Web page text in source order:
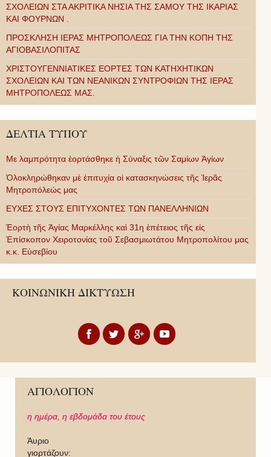
ΣΧΟΛΕΙΩΝ ΣΤΑ ΑΚΡΙΤΙΚΑ ΝΗΣΙΑ ΤΗΣ ΣΑΜΟΥ ΤΗΣ ΙΚΑΡΙΑΣ
ΚΑΙ ΦΟΥΡΝΩΝ .
ΠΡΟΣΚΛΗΣΗ ΙΕΡΑΣ ΜΗΤΡΟΠΟΛΕΩΣ ΓΙΑ ΤΗΝ ΚΟΠΗ ΤΗΣ
ΑΓΙΟΒΑΣΙΛΟΠΙΤΑΣ
ΧΡΙΣΤΟΥΓΕΝΝΙΑΤΙΚΕΣ ΕΟΡΤΕΣ ΤΩΝ ΚΑΤΗΧΗΤΙΚΩΝ
ΣΧΟΛΕΙΩΝ ΚΑΙ ΤΩΝ ΝΕΑΝΙΚΩΝ ΣΥΝΤΡΟΦΙΩΝ ΤΗΣ ΙΕΡΑΣ
ΜΗΤΡΟΠΟΛΕΩΣ ΜΑΣ.
ΔΕΛΤΙΑ ΤΥΠΟΥ
Με λαμπρότητα ἑορτάσθηκε ἡ Σύναξις τῶν Σαμίων Ἁγίων
Ὁλοκληρώθηκαν μὲ ἐπιτυχία οἱ κατασκηνώσεις τῆς Ἱερᾶς
Μητροπόλεώς μας
ΕΥΧΕΣ ΣΤΟΥΣ ΕΠΙΤΥΧΟΝΤΕΣ ΤΩΝ ΠΑΝΕΛΛΗΝΙΩΝ
Ἑορτὴ τῆς Ἁγίας Μαρκέλλης καὶ 31η ἐπέτειος τῆς εἰς
Ἐπίσκοπον Χειροτονίας τοῦ Σεβασμιωτάτου Μητροπολίτου μας
κ.κ. Εὐσεβίου
ΚΟΙΝΩΝΙΚΗ ΔΙΚΤΥΩΣΗ
ΑΓΙΟΛΟΓΙΟΝ
η ημέρα, η εβδομάδα του έτους
Άυριο
γιορτάζουν: